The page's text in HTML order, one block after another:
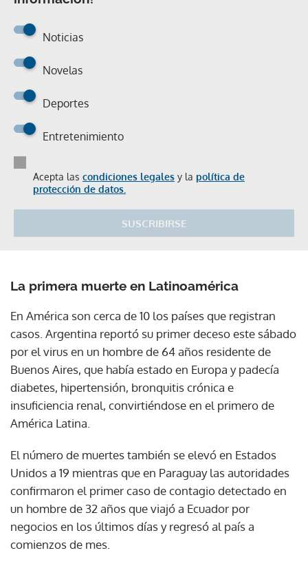
Noticias
Novelas
Deportes
Entretenimiento
Acepta las condiciones legales y la política de
protección de datos.
SUSCRIBIRSE
La primera muerte en Latinoamérica
En América son cerca de 10 los países que registran
casos. Argentina reportó su primer deceso este sábado
por el virus en un hombre de 64 años residente de
Buenos Aires, que había estado en Europa y padecía
diabetes, hipertensión, bronquitis crónica e
insuficiencia renal, convirtiéndose en el primero de
América Latina.
El número de muertes también se elevó en Estados
Unidos a 19 mientras que en Paraguay las autoridades
confirmaron el primer caso de contagio detectado en
un hombre de 32 años que viajó a Ecuador por
negocios en los últimos días y regresó al país a
comienzos de mes.